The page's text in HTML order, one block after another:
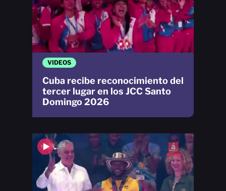
VIDEOS
Cuba recibe reconocimiento del
tercer lugar en los JCC Santo
Domingo 2026